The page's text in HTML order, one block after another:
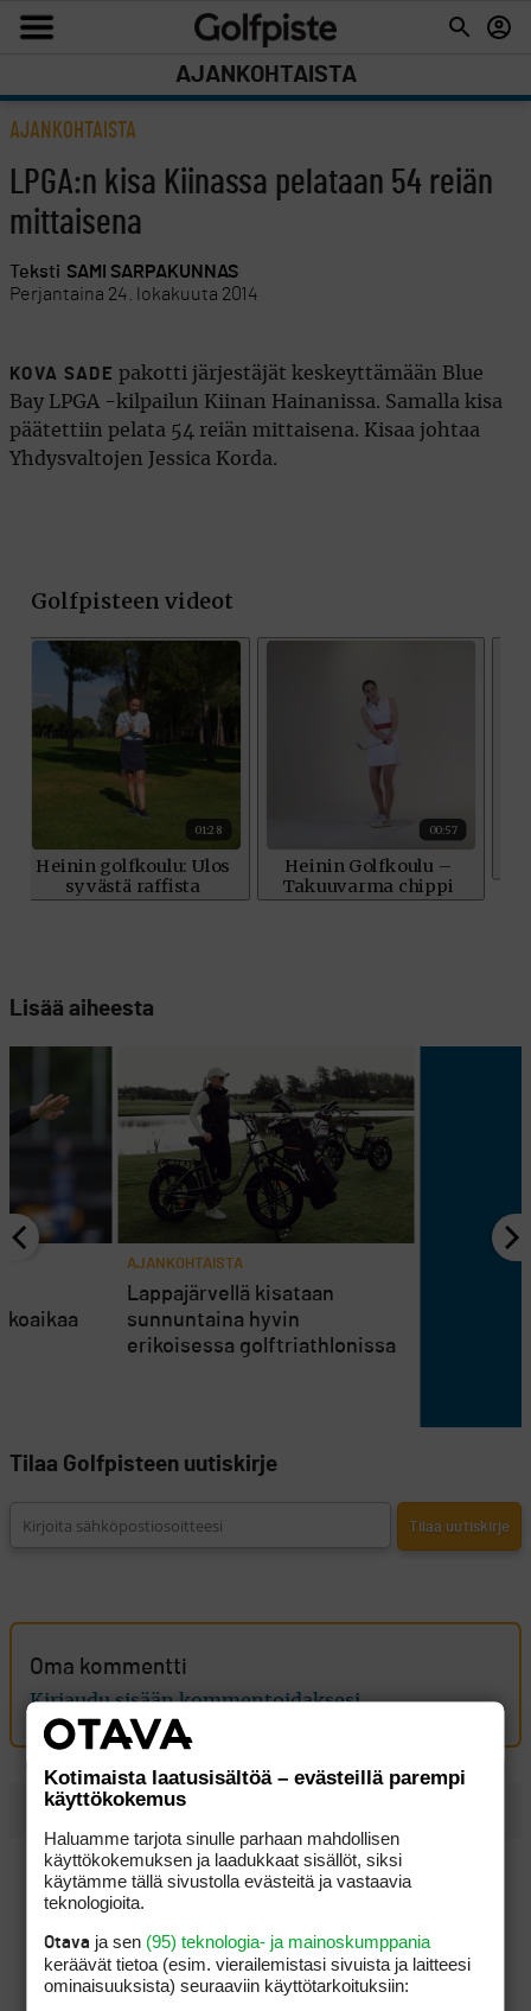
AJANKOHTAISTA
AJANKOHTAISTA
LPGA:n kisa Kiinassa pelataan 54 reiän
mittaisena
Teksti SAMI SARPAKUNNAS
Perjantaina 24. lokakuuta 2014
KOVA SADE pakotti järjestäjät keskeyttämään Blue
Bay LPGA -kilpailun Kiinan Hainanissa. Samalla kisa
päätettiin pelata 54 reiän mittaisena. Kisaa johtaa
Yhdysvaltojen Jessica Korda.
Lisää aiheesta
AJANKOHTAISTA
Lappajärvellä kisataan
sunnuntaina hyvin
erikoisessa golftriathlonissa
Tilaa Golfpisteen uutiskirje
Oma kommentti
Kirjaudu sisään kommentoidaksesi
UUSIMMAT
Kymmenen minuuttia voitonjuhlien jälkeen tuli kylmä
suihku, kun erikoinen sääntödraama sekoitti uusinnan
lähestymisille?
Pitkät väylät palkitsivat Tapio Pulkkasen kitsaasti, mutta
Kotimaista laatusisältöä – evästeillä parempi
käyttökokemus
Haluamme tarjota sinulle parhaan mahdollisen
käyttökokemuksen ja laadukkaat sisällöt, siksi
käytämme tällä sivustolla evästeitä ja vastaavia
teknologioita.
Otava ja sen (95) teknologia- ja mainoskumppania
keräävät tietoa (esim. vierailemis­tasi sivuista ja laitteesi
ominaisuuk­sista) seuraaviin käyttötarkoituksiin: